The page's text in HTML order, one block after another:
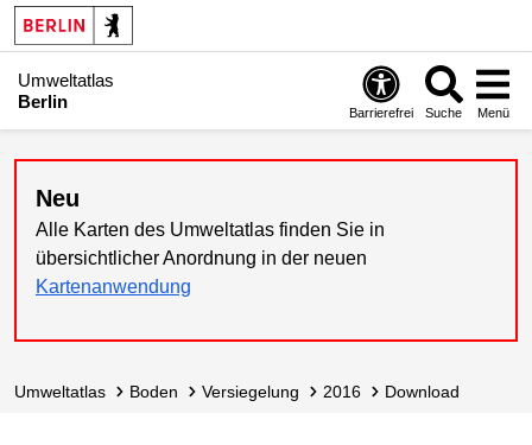
Umweltatlas
Berlin
Barrierefrei Suche Menü
Neu
Alle Karten des Umweltatlas finden Sie in
übersichtlicher Anordnung in der neuen
Kartenanwendung
Umweltatlas Boden Versiegelung 2016 Download